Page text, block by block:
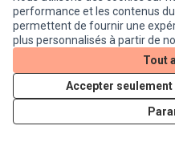
performance et les contenus
permettent de fournir une
plus personnalisés à partir de
Tout
Accepter
Paramètres des cookies
Je participe ! sur X
(Lien externe)
Je participe ! sur Facebook
Je participe ! sur
Site réalisé grâce aulogiciel libre